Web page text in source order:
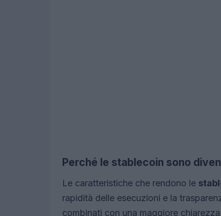
Perché le stablecoin sono
Le caratteristiche che rendono le
rapidità delle esecuzioni e la
combinati con una maggiore